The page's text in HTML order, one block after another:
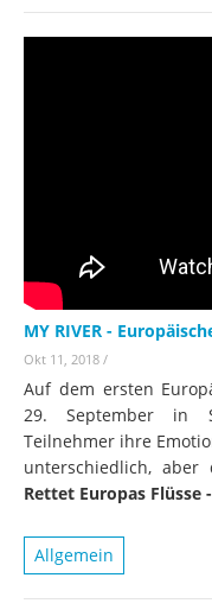
MY RIVER -
Okt 11, 2018 /
Auf dem ersten
29. September in
Teilnehmer ihre
unterschiedlich,
Rettet Europas
Allgemein